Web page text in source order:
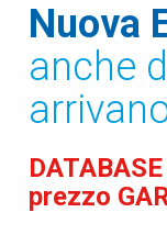
Nuova
anche
prezzo